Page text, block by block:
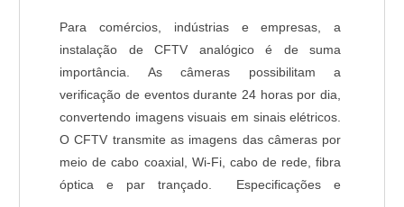
Para comércios, indústrias e empresas, a
instalação de CFTV analógico é de suma
importância. As câmeras possibilitam a
verificação de eventos durante 24 horas por dia,
convertendo imagens visuais em sinais elétricos.
O CFTV transmite as imagens das câmeras por
meio de cabo coaxial, Wi-Fi, cabo de rede, fibra
óptica e par trançado. Especificações e